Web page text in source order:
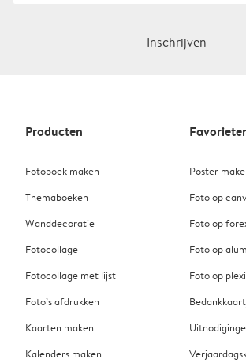
Inschrijven
Producten
Fotoboek maken
Themaboeken
Wanddecoratie
Fotocollage
Fotocollage met lijst
Foto’s afdrukken
Kaarten maken
Kalenders maken
Poster
Foto op
Foto op
Foto op
Foto op